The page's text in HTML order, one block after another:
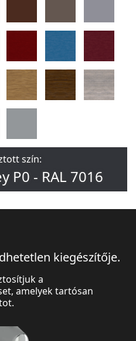
szín:
P0 - RAL 7016
kiegészítője.
a
amelyek tartósan